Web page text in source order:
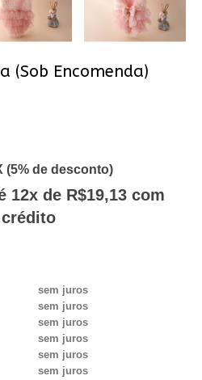
(Sob Encomenda)
(5% de desconto)
12x de R$19,13 com
sem juros
sem juros
sem juros
sem juros
sem juros
sem juros